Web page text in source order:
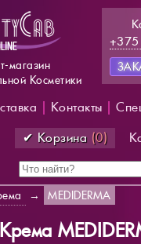
магазин
Косметики
Контакты
✔ Корзина (0)
→ MEDIDERMA
Крема